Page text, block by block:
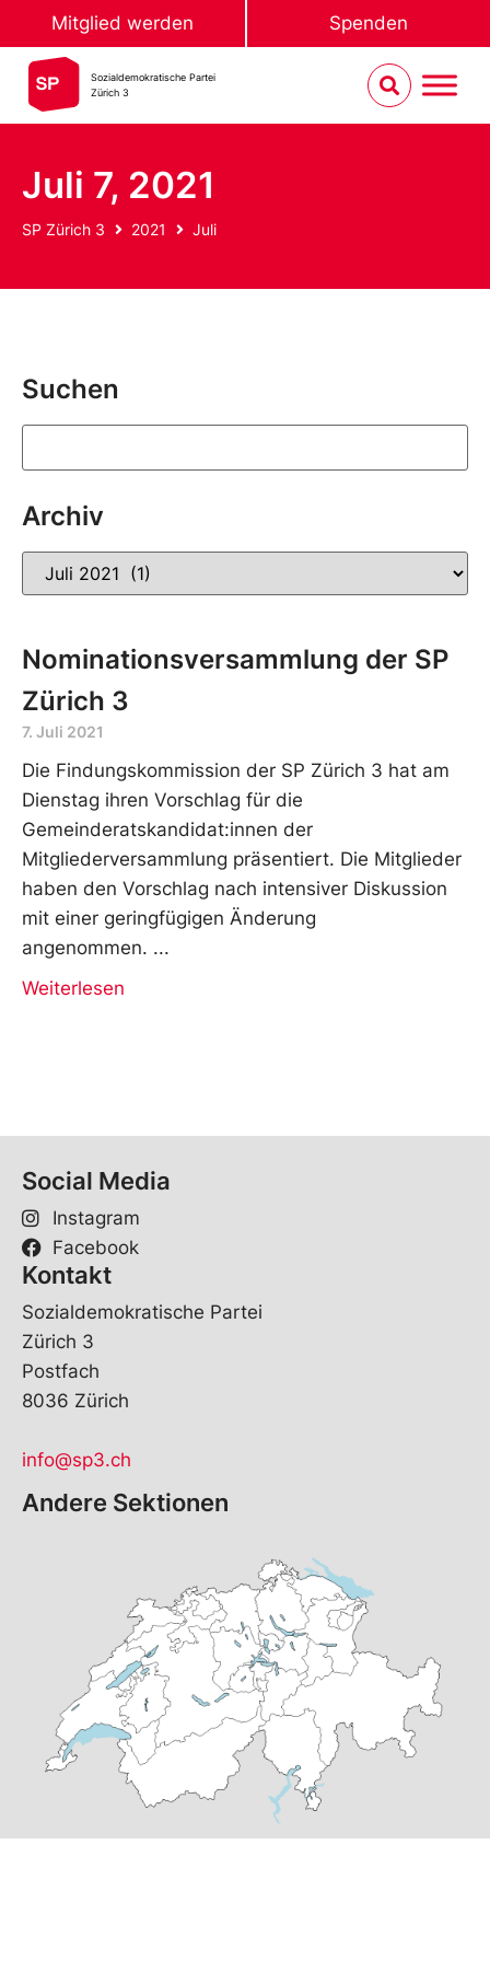
Mitglied werden Spenden
Sozialdemokratische Partei
Zürich 3
Juli 7, 2021
SP Zürich 3 2021 Juli
Suchen
Archiv
Nominationsversammlung der SP
Zürich 3
7. Juli 2021
Die Findungskommission der SP Zürich 3 hat am
Dienstag ihren Vorschlag für die
Gemeinderatskandidat:innen der
Mitgliederversammlung präsentiert. Die Mitglieder
haben den Vorschlag nach intensiver Diskussion
mit einer geringfügigen Änderung
angenommen.
Weiterlesen
Social Media
Instagram
Facebook
Kontakt
So­zi­al­de­mo­kra­ti­sche Par­tei
Zürich 3
Post­fach
8036 Zürich
info@sp3.ch
Andere Sektionen